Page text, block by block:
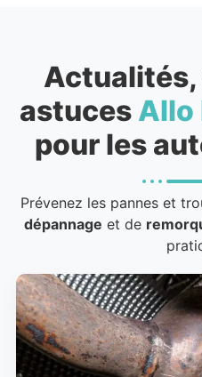
astuces Allo
pour les
Prévenez les pannes et
dépannage et de